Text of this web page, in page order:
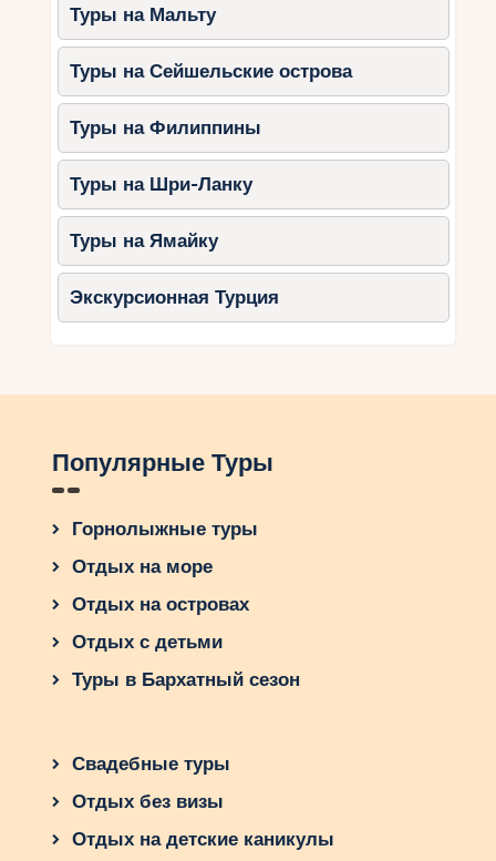
Туры на Мальту
Туры на Сейшельские острова
Туры на Филиппины
Туры на Шри-Ланку
Туры на Ямайку
Экскурсионная Турция
Популярные Туры
Горнолыжные туры
Отдых на море
Отдых на островах
Отдых с детьми
Туры в Бархатный сезон
Свадебные туры
Отдых без визы
Отдых на детские каникулы